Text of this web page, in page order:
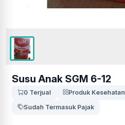
Susu Anak SGM 6-12
0 Terjual
Produk Kesehatan
Sudah Termasuk Pajak